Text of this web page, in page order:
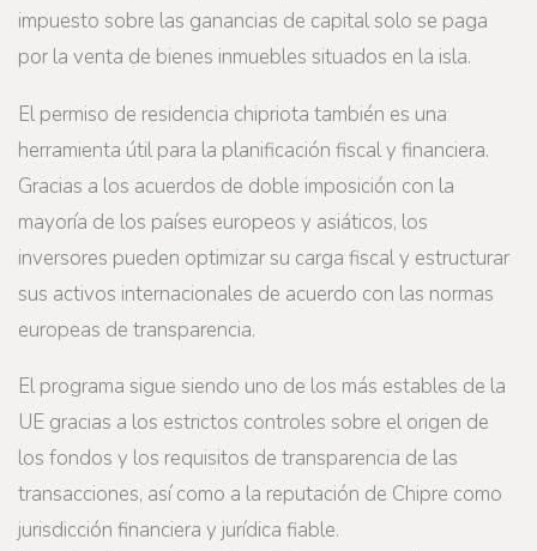
impuesto sobre las ganancias de capital solo se paga
por la venta de bienes inmuebles situados en la isla.
El permiso de residencia chipriota también es una
herramienta útil para la planificación fiscal y financiera.
Gracias a los acuerdos de doble imposición con la
mayoría de los países europeos y asiáticos, los
inversores pueden optimizar su carga fiscal y estructurar
sus activos internacionales de acuerdo con las normas
europeas de transparencia.
El programa sigue siendo uno de los más estables de la
UE gracias a los estrictos controles sobre el origen de
los fondos y los requisitos de transparencia de las
transacciones, así como a la reputación de Chipre como
jurisdicción financiera y jurídica fiable.